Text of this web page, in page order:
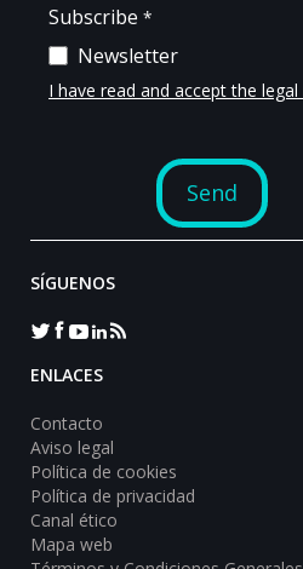
SÍGUENOS
ENLACES
Contacto
Aviso legal
Política de cookies
Política de privacidad
Canal ético
Mapa web